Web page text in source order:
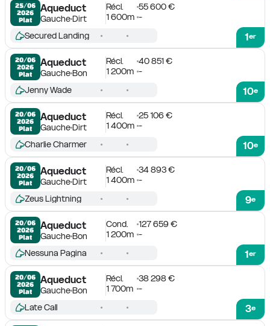
25/06
2026
Plat
Aqueduct
GaucheDirt
Récl.
55 600 €
1 600m -
1er
Secured Landing
20/06
2026
Plat
Aqueduct
GaucheBon
Récl.
40 851 €
1 200m -
10e
Jenny Wade
20/06
2026
Plat
Aqueduct
GaucheDirt
Récl.
25 106 €
1 400m -
10e
Charlie Charmer
20/06
2026
Plat
Aqueduct
GaucheDirt
Récl.
34 893 €
1 400m -
9e
Zeus Lightning
20/06
2026
Plat
Aqueduct
GaucheBon
Cond.
127 659 €
1 200m -
1er
Nessuna Pagina
20/06
2026
Plat
Aqueduct
GaucheBon
Récl.
38 298 €
1 700m -
3e
Late Call